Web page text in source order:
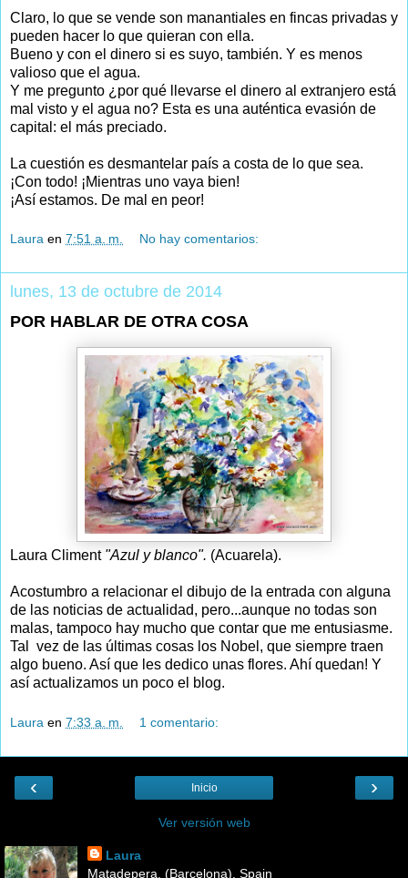
Claro, lo que se vende son manantiales en fincas privadas y
pueden hacer lo que quieran con ella.
Bueno y con el dinero si es suyo, también. Y es menos
valioso que el agua.
Y me pregunto ¿por qué llevarse el dinero al extranjero está
mal visto y el agua no? Esta es una auténtica evasión de
capital: el más preciado.
La cuestión es desmantelar país a costa de lo que sea.
¡Con todo! ¡Mientras uno vaya bien!
¡Así estamos. De mal en peor!
Laura en 7:51 a. m. No hay comentarios:
lunes, 13 de octubre de 2014
POR HABLAR DE OTRA COSA
Laura Climent "Azul y blanco". (Acuarela).
Acostumbro a relacionar el dibujo de la entrada con alguna
de las noticias de actualidad, pero...aunque no todas son
malas, tampoco hay mucho que contar que me entusiasme.
Tal vez de las últimas cosas los Nobel, que siempre traen
algo bueno. Así que les dedico unas flores. Ahí quedan! Y
así actualizamos un poco el blog.
Laura en 7:33 a. m. 1 comentario:
‹ ›
Inicio
Ver versión web
Laura
Matadepera, (Barcelona), Spain